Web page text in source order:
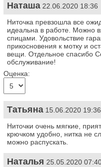
Наташа 22.06.2020 18:36
Ниточка превзошла все
идеальна в работе. Можно
спицами. Удовольствие
прикосновения к мотку и
вещи. Отдельное спасибо
обслуживание!
Оценка:
Татьяна 15.06.2020 19:36
Ниточки очень мягкие,
крючком удобно, нитка не
можно распускать.
Наталья 25.05.2020